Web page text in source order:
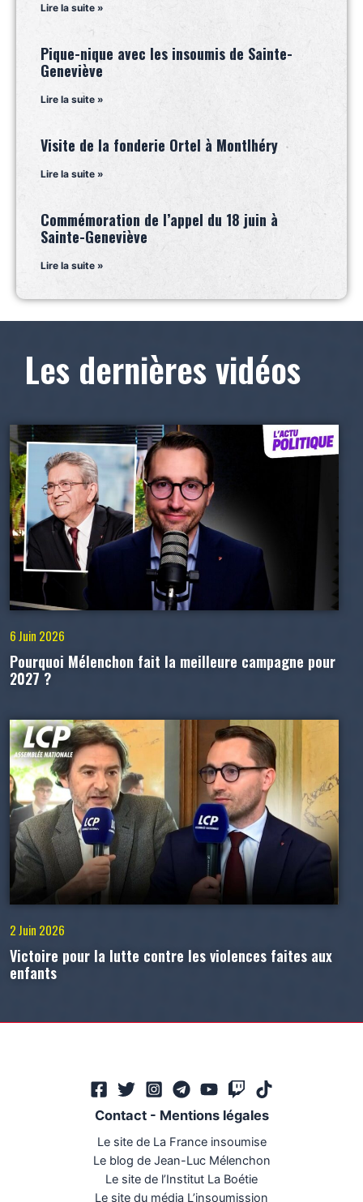
Lire la suite »
Pique-nique avec les insoumis de Sainte-
Geneviève
Lire la suite »
Visite de la fonderie Ortel à Montlhéry
Lire la suite »
Commémoration de l’appel du 18 juin à
Sainte-Geneviève
Lire la suite »
Les dernières vidéos
6 Juin 2026
Pourquoi Mélenchon fait la meilleure campagne pour
2027 ?
2 Juin 2026
Victoire pour la lutte contre les violences faites aux
enfants
Contact- Mentions légales
Le site de La France insoumise
Le blog de Jean-Luc Mélenchon
Le site de l’Institut La Boétie
Le site du média L’insoumission